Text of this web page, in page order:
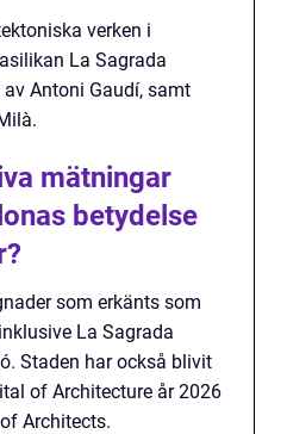
verken i
La Sagrada
Antoni Gaudí, samt
mätningar
betydelse
som erkänts som
La Sagrada
Staden har också blivit
of Architecture år 2026
Architects.